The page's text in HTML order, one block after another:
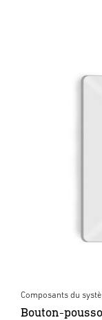
Composants du
Bouton-